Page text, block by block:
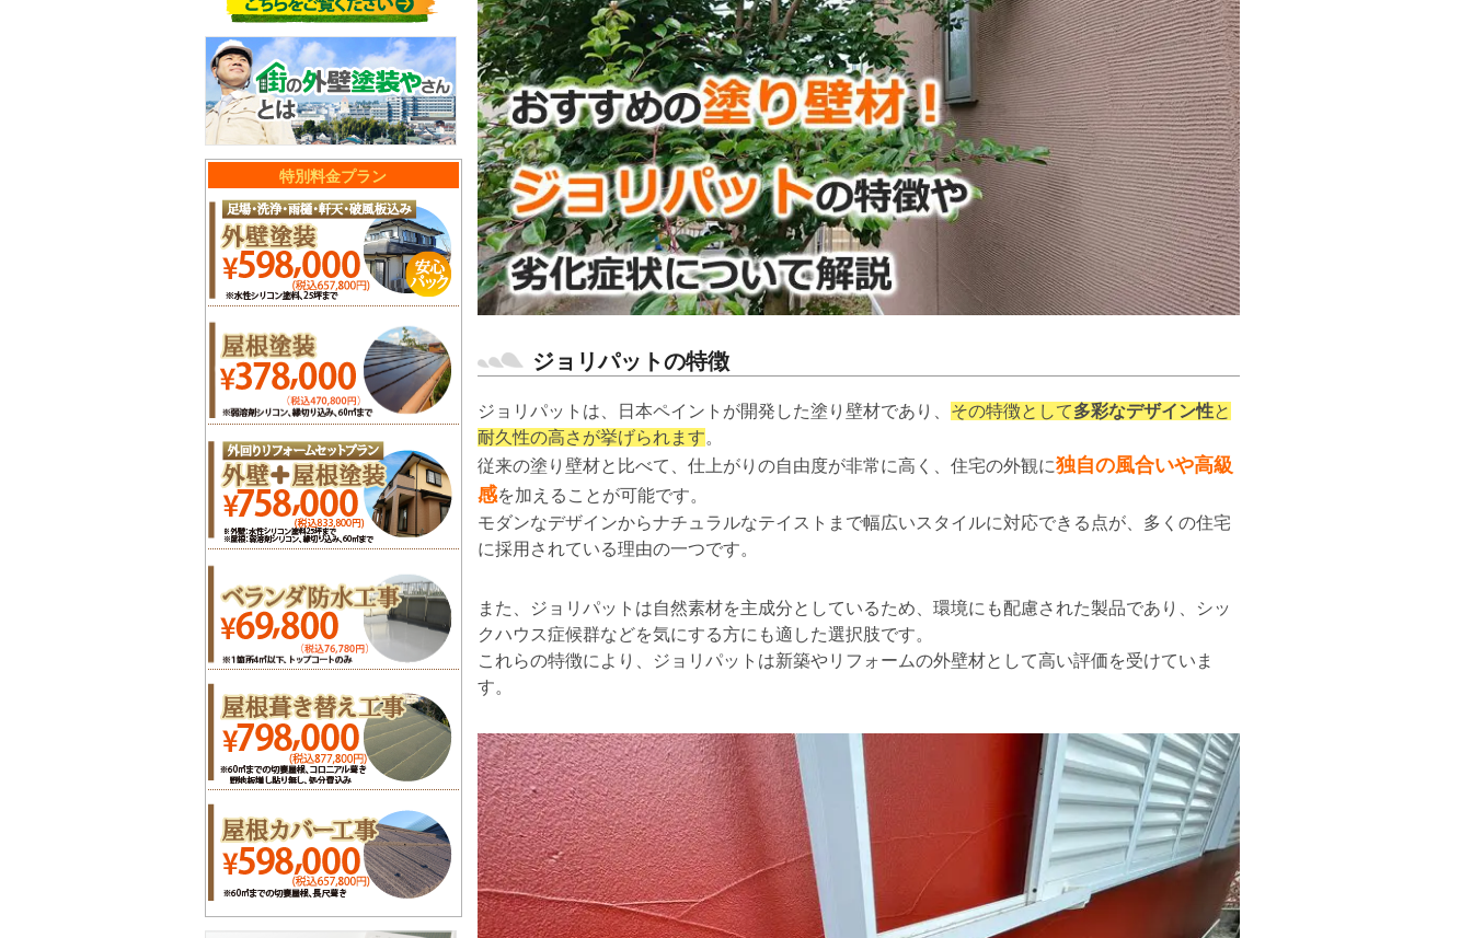
特別料金プラン
ジョリパットの特徴
ジョリパットは、日本ペイントが開発した塗り壁材であり、 その特徴として多彩なデザイン性と
耐久性の高さが挙げられます。
従来の塗り壁材と比べて、仕上がりの自由度が非常に高く、住宅の外観に独自の風合いや高級
感を加えることが可能です。
モダンなデザインからナチュラルなテイストまで幅広いスタイルに対応できる点が、多くの住宅
に採用されている理由の一つです。
また、ジョリパットは自然素材を主成分としているため、環境にも配慮された製品であり、シッ
クハウス症候群などを気にする方にも適した選択肢です。
これらの特徴により、ジョリパットは新築やリフォームの外壁材として高い評価を受けていま
す。